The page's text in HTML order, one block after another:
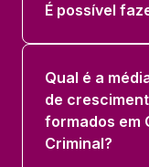
É possível
Qual é a
de
formados em
Criminal?